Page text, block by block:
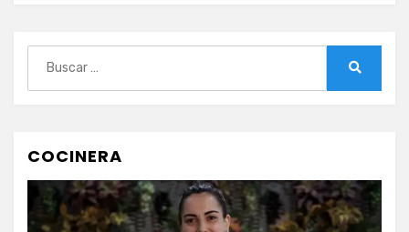
COCINERA